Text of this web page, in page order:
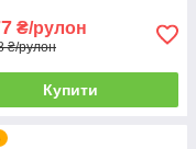
₴/рулон
₴/рулон
Купити